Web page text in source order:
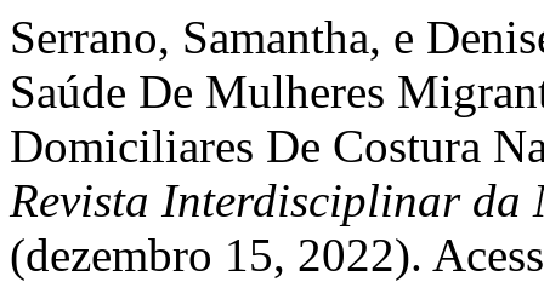
Serrano, Samantha, e
Saúde De Mulheres
Domiciliares De Costura
Revista Interdisciplinar da
(dezembro 15, 2022).